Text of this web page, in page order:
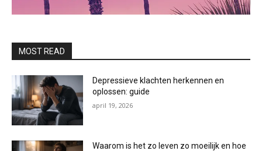
MOST READ
Depressieve klachten herkennen en
oplossen: guide
april 19, 2026
Waarom is het zo leven zo moeilijk en hoe